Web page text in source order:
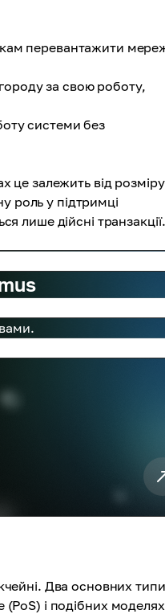
перевантажити
за свою роботу,
системи без
це залежить від розміру
роль у підтримці
лише дійсні транзакції.
Два основних
і подібних